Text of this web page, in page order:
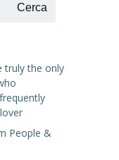
Cerca
truly the only
People &